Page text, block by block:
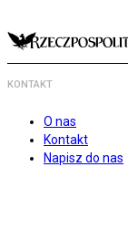
KONTAKT
O nas
Kontakt
Napisz do nas